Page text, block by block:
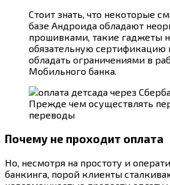
Стоит знать, что некоторые
базе Андроида обладают
прошивками, такие гаджеты
обязательную сертификацию
обладать ограничениями в
Мобильного банка.
Прежде чем осуществлять
переводы
Почему не проходит оплата
Но, несмотря на простоту и
банкинга, порой клиенты